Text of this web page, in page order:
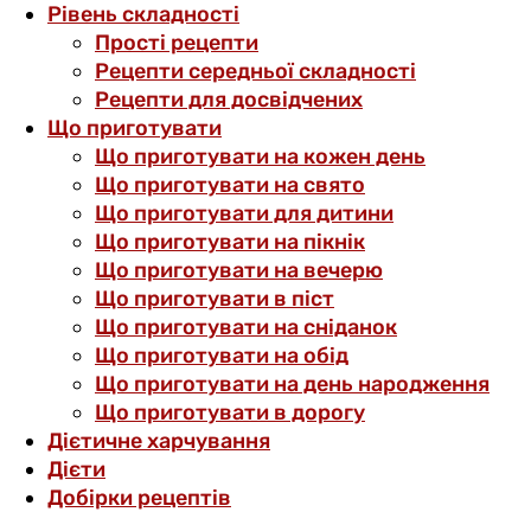
Рівень складності
Прості рецепти
Рецепти середньої складності
Рецепти для досвідчених
Що приготувати
Що приготувати на кожен день
Що приготувати на свято
Що приготувати для дитини
Що приготувати на пікнік
Що приготувати на вечерю
Що приготувати в піст
Що приготувати на сніданок
Що приготувати на обід
Що приготувати на день народження
Що приготувати в дорогу
Дієтичне харчування
Дієти
Добірки рецептів